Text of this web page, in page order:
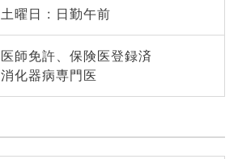
土曜日 : 日勤午前
医師免許、保険医登録済
消化器病専門医